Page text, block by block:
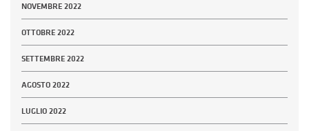
NOVEMBRE 2022
OTTOBRE 2022
SETTEMBRE 2022
AGOSTO 2022
LUGLIO 2022